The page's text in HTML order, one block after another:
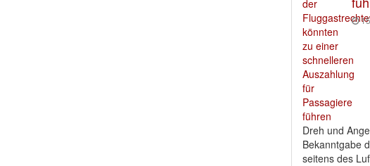
Dreh und
Bekanntgabe
seitens des